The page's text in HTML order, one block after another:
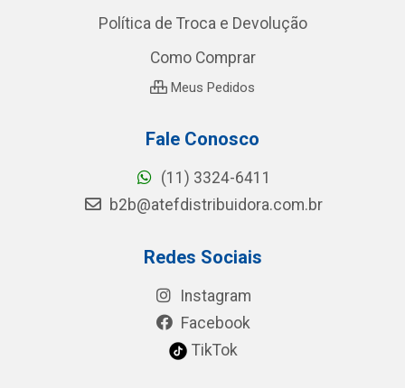
Política de Troca e Devolução
Como Comprar
Meus Pedidos
Fale Conosco
(11) 3324-6411
b2b@atefdistribuidora.com.br
Redes Sociais
Instagram
Facebook
TikTok